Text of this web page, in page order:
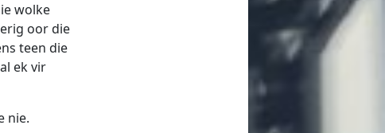
wolke
oor die
teen die
ek vir
nie.